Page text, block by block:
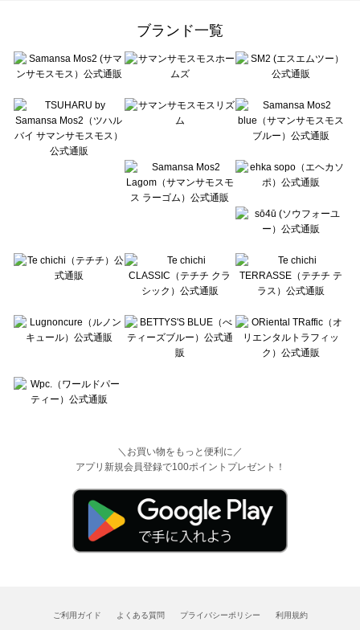
sō4ū（ソウフォーユー）のその他雑貨一覧
Te chichi（テチチ）のその他雑貨一覧
Te chichi CLASSIC（テチチ クラシック）のその他雑貨一覧
Lugnoncure（ルノンキュール）のその他雑貨一覧
BETTY'S BLUE（べティーズブルー）のその他雑貨一覧
Wpc.（ワールドパーティー）のその他雑貨一覧
ブランド一覧
＼お買い物をもっと便利に／
アプリ新規会員登録で100ポイントプレゼント！
ご利用ガイド よくある質問 プライバシーポリシー 利用規約